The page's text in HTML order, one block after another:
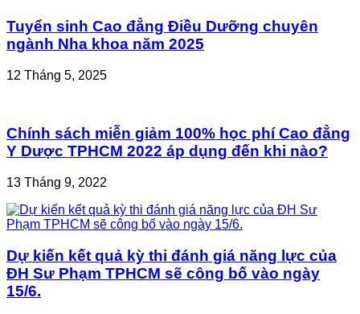
Tuyển sinh Cao đẳng Điều Dưỡng chuyên
ngành Nha khoa năm 2025
12 Tháng 5, 2025
Chính sách miễn giảm 100% học phí Cao đẳng
Y Dược TPHCM 2022 áp dụng đến khi nào?
13 Tháng 9, 2022
Dự kiến kết quả kỳ thi đánh giá năng lực của
ĐH Sư Phạm TPHCM sẽ công bố vào ngày
15/6.